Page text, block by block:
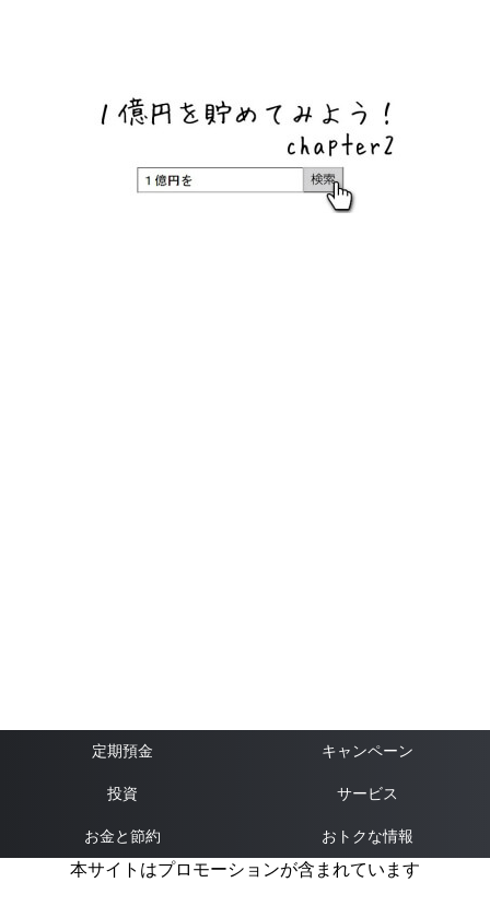
定期預金 キャンペーン
投資 サービス
お金と節約 おトクな情報
本サイトはプロモーションが含まれています